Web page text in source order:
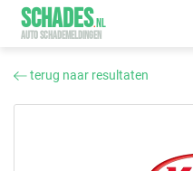
SCHADES.NL
AUTO SCHADEMELDINGEN
terug naar resultaten